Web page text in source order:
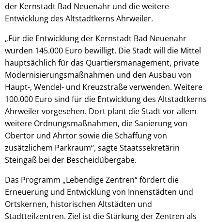
der Kernstadt Bad Neuenahr und die weitere
Entwicklung des Altstadtkerns Ahrweiler.
„Für die Entwicklung der Kernstadt Bad Neuenahr
wurden 145.000 Euro bewilligt. Die Stadt will die Mittel
hauptsächlich für das Quartiersmanagement, private
Modernisierungsmaßnahmen und den Ausbau von
Haupt-, Wendel- und Kreuzstraße verwenden. Weitere
100.000 Euro sind für die Entwicklung des Altstadtkerns
Ahrweiler vorgesehen. Dort plant die Stadt vor allem
weitere Ordnungsmaßnahmen, die Sanierung von
Obertor und Ahrtor sowie die Schaffung von
zusätzlichem Parkraum“, sagte Staatssekretärin
Steingaß bei der Bescheidübergabe.
Das Programm „Lebendige Zentren“ fördert die
Erneuerung und Entwicklung von Innenstädten und
Ortskernen, historischen Altstädten und
Stadtteilzentren. Ziel ist die Stärkung der Zentren als